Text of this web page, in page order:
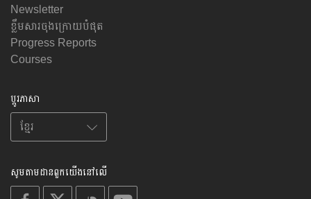
Newsletter
ខ្លឹមសារចុងក្រោយបំផុត
Progress Reports
Courses
ប្តូរភាសា
សូមតាមដានពួកយើងនៅលើ
on
on on on